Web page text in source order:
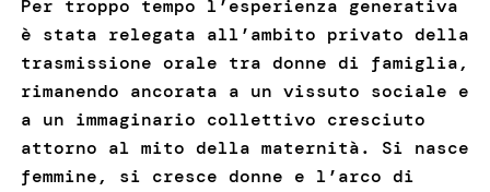
Per troppo tempo l’esperienza generativa
è stata relegata all’ambito privato della
trasmissione orale tra donne di famiglia,
rimanendo ancorata a un vissuto sociale e
a un immaginario collettivo cresciuto
attorno al mito della maternità. Si nasce
femmine, si cresce donne e l’arco di